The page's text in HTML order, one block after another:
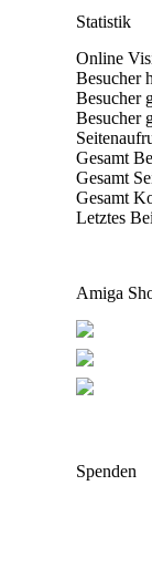
Statistik
Online
Besucher
Besucher
Besucher
Gesamt
Gesamt
Gesamt
Letztes
Amiga
Spenden